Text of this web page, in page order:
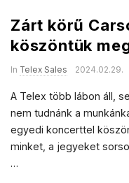
Zárt körű
köszöntük
In Telex Sales 2024.02.29.
A Telex több lábon áll,
nem tudnánk a
egyedi koncerttel
minket, a jegyeket
…